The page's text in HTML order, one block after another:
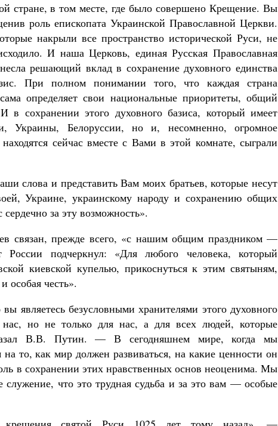
стране, в том месте, где было совершено Крещение. Вы
роль епископата Украинской Православной Церкви.
накрыли все пространство исторической Руси, не
И наша Церковь, единая Русская Православная
решающий вклад в сохранение духовного единства
При полном понимании того, что каждая страна
определяет свои национальные приоритеты, общий
сохранении этого духовного базиса, который имеет
Украины, Белоруссии, но и, несомненно, огромное
сейчас вместе с Вами в этой комнате, сыграли
слова и представить Вам моих братьев, которые несут
Украине, украинскому народу и сохранению общих
за эту возможность».
связан, прежде всего, «с нашим общим праздником —
России подчеркнул: «Для любого человека, который
киевской купелью, прикоснуться к этим святыням,
особая честь».
являетесь безусловными хранителями этого духовного
но не только для нас, а для всех людей, которые
В.В. Путин. — В сегодняшнем мире, когда мы
то, как мир должен развиваться, на какие ценности он
в сохранении этих нравственных основ неоценима. Мы
служение, что это трудная судьба и за это вам — особые